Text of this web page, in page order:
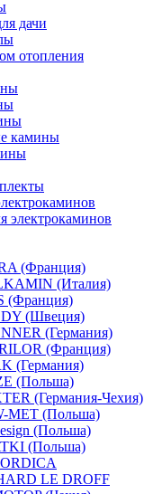
дачи
отопления
камины
электрокаминов
(Франция)
(Италия)
(Франция)
(Швеция)
(Германия)
(Франция)
(Германия)
(Польша)
(Германия-Чехия)
MET (Польша)
(Польша)
(Польша)
LE DROFF